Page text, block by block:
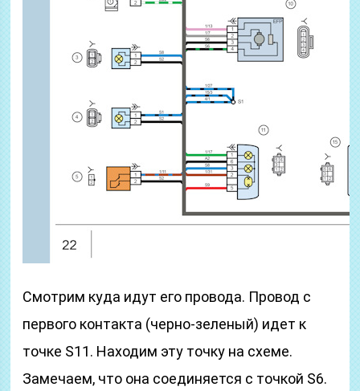
Смотрим куда идут его провода. Провод с
первого контакта (черно-зеленый) идет к
точке S11. Находим эту точку на схеме.
Замечаем, что она соединяется с точкой S6.